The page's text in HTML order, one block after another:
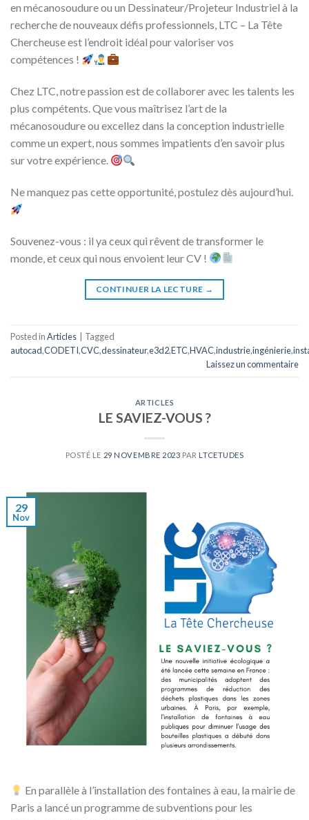
en mécanosoudure ou un Dessinateur/Projeteur Industriel à la
recherche de nouveaux défis professionnels, LTC – La Tête
Chercheuse est l’endroit idéal pour valoriser vos
compétences !
Chez LTC, notre passion est de collaborer avec les talents les
plus compétents. Que vous maîtrisez l’art de la
mécanosoudure ou excellez dans la conception industrielle
comme un expert, nous sommes impatients d’en savoir plus
sur votre expérience.
Ne manquez pas cette opportunité, postulez dès aujourd’hui.
Souvenez-vous : il ya ceux qui rêvent de transformer le
monde, et ceux qui nous envoient leur CV !
CONTINUER LA LECTURE →
Posted inArticles
Tagged
autocad,CODETI,CVC,dessinateur,e3d2,ETC,HVAC,industrie,ingénierie,
Laissez un commentaire
ARTICLES
LE SAVIEZ-VOUS ?
POSTÉ LE 29 NOVEMBRE 2023 PAR LTCETUDES
29
Nov
En parallèle à l’installation des fontaines à eau, la mairie de
Paris a lancé un programme de subventions pour les